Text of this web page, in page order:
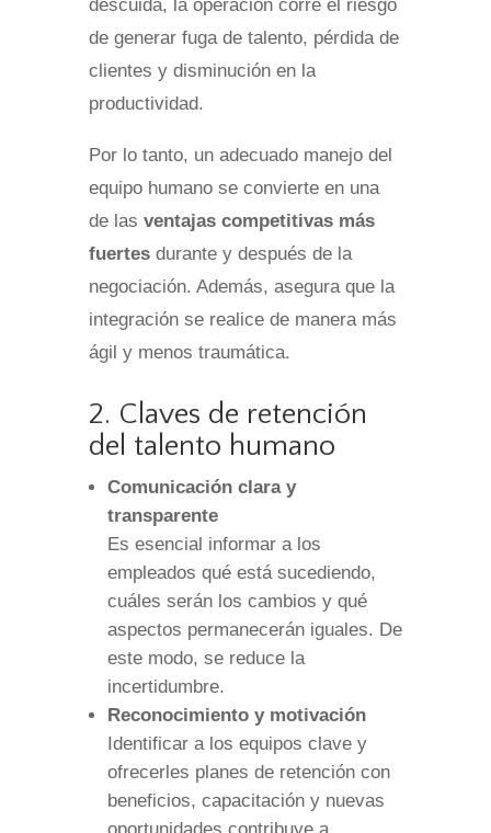
descuida, la operación corre el riesgo
de generar fuga de talento, pérdida de
clientes y disminución en la
productividad.
Por lo tanto, un adecuado manejo del
equipo humano se convierte en una
de las ventajas competitivas más
fuertesdurante y después de la
negociación. Además, asegura que la
integración se realice de manera más
ágil y menos traumática.
2. Claves de retención
del talento humano
Comunicación clara y
transparente
Es esencial informar a los
empleados qué está sucediendo,
cuáles serán los cambios y qué
aspectos permanecerán iguales. De
este modo, se reduce la
incertidumbre.
Reconocimiento y motivación
Identificar a los equipos clave y
ofrecerles planes de retención con
beneficios, capacitación y nuevas